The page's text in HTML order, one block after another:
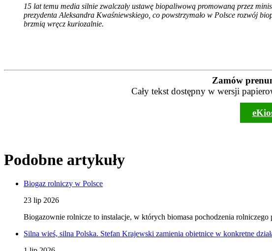
15 lat temu media silnie zwalczały ustawę biopaliwową promowaną przez
prezydenta Aleksandra Kwaśniewskiego, co powstrzymało w Polsce rozwój
brzmią wręcz kuriozalnie.
Zamów
Cały tekst dostępny w wersji
Podobne artykuły
Biogaz rolniczy w Polsce
23 lip 2026
Biogazownie rolnicze to instalacje, w których biomasa pochodzenia
Silna wieś, silna Polska. Stefan Krajewski zamienia obietnice w konkretne